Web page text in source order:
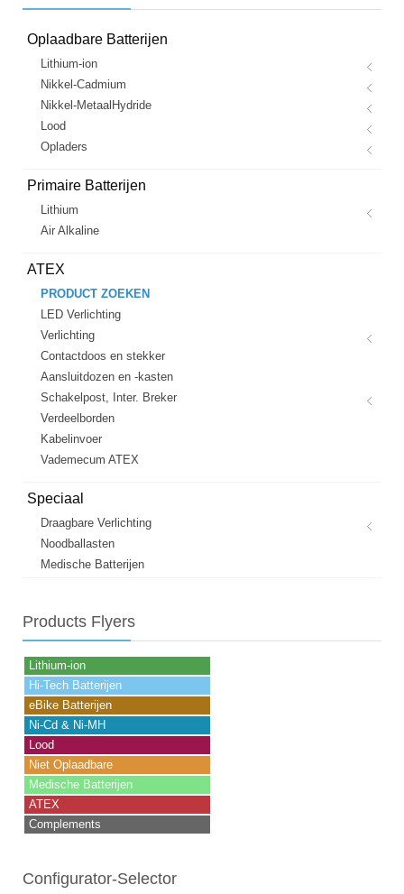
Oplaadbare Batterijen
Lithium-ion
Nikkel-Cadmium
Nikkel-MetaalHydride
Lood
Opladers
Primaire Batterijen
Lithium
Air Alkaline
ATEX
PRODUCT ZOEKEN
LED Verlichting
Verlichting
Contactdoos en stekker
Aansluitdozen en -kasten
Schakelpost, Inter. Breker
Verdeelborden
Kabelinvoer
Vademecum ATEX
Speciaal
Draagbare Verlichting
Noodballasten
Medische Batterijen
Products Flyers
Lithium-ion
Hi-Tech Batterijen
eBike Batterijen
Ni-Cd & Ni-MH
Lood
Niet Oplaadbare
Medische Batterijen
ATEX
Complements
Configurator-Selector